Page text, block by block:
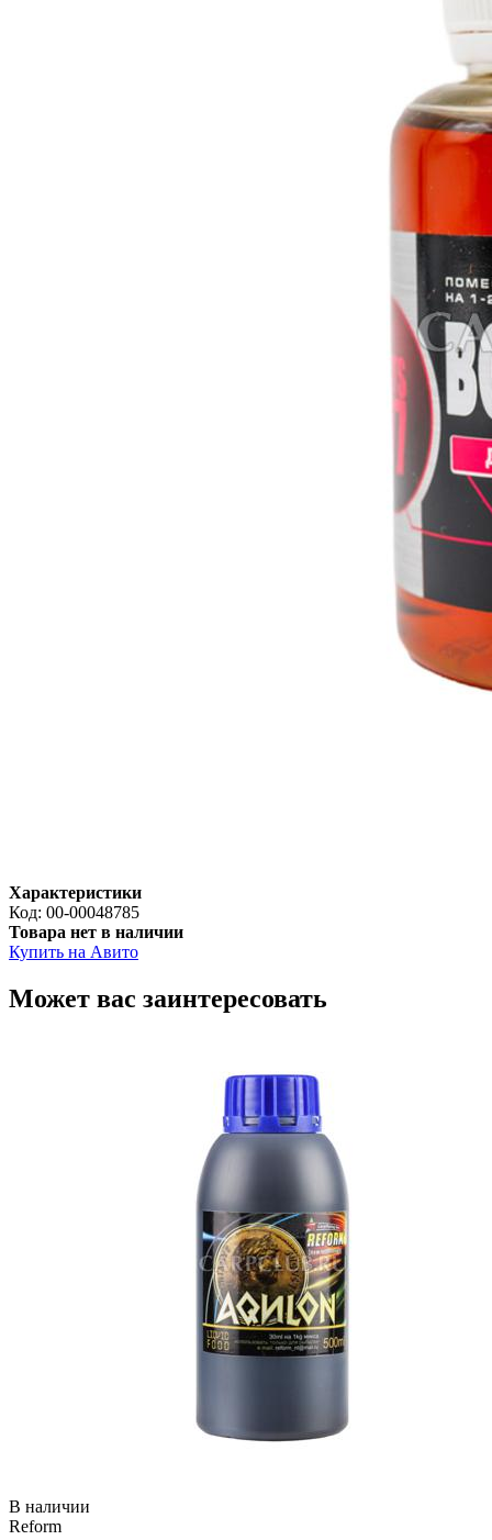
Характеристики
Код: 00-00048785
Товара нет в наличии
Купить на Авито
Может вас заинтересовать
В наличии
Reform